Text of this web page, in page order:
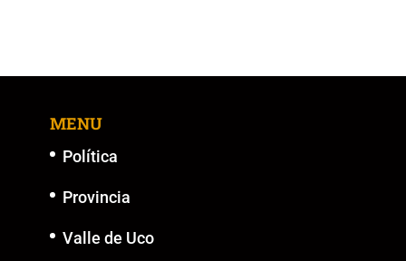
MENU
Política
Provincia
Valle de Uco